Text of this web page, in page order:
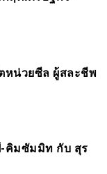
หน่วยซีล ผู้สละชีพ
คิมซัมมิท กับ สุร